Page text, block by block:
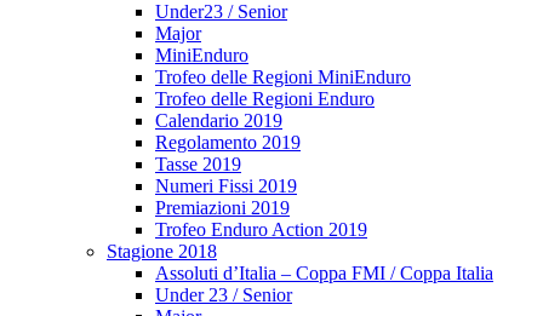
Under23 / Senior
Major
MiniEnduro
Trofeo delle Regioni MiniEnduro
Trofeo delle Regioni Enduro
Calendario 2019
Regolamento 2019
Tasse 2019
Numeri Fissi 2019
Premiazioni 2019
Trofeo Enduro Action 2019
Stagione 2018
Assoluti d’Italia – Coppa FMI / Coppa Italia
Under 23 / Senior